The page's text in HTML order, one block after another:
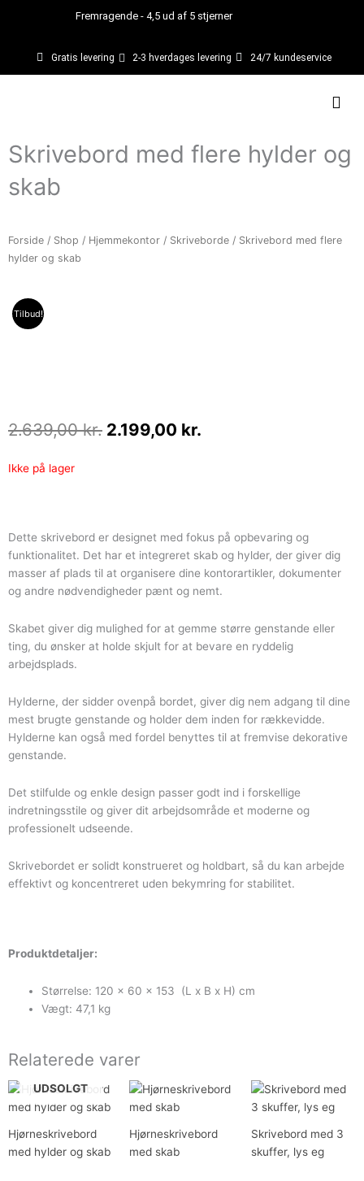
Fremragende - 4,5 ud af 5 stjerner
Gratis levering 2-3 hverdages levering 24/7 kundeservice
Skrivebord med flere hylder og
skab
Forside / Shop / Hjemmekontor / Skriveborde / Skrivebord med flere
hylder og skab
Tilbud!
2.639,00kr. Den
2.199,00 kr.
Ikke på lager
Dette skrivebord er designet med fokus på opbevaring og
funktionalitet. Det har et integreret skab og hylder, der giver dig
masser af plads til at organisere dine kontorartikler, dokumenter
og andre nødvendigheder pænt og nemt.
Skabet giver dig mulighed for at gemme større genstande eller
ting, du ønsker at holde skjult for at bevare en ryddelig
arbejdsplads.
Hylderne, der sidder ovenpå bordet, giver dig nem adgang til dine
mest brugte genstande og holder dem inden for rækkevidde.
Hylderne kan også med fordel benyttes til at fremvise dekorative
genstande.
Det stilfulde og enkle design passer godt ind i forskellige
indretningsstile og giver dit arbejdsområde et moderne og
professionelt udseende.
Skrivebordet er solidt konstrueret og holdbart, så du kan arbejde
effektivt og koncentreret uden bekymring for stabilitet.
Produktdetaljer:
Størrelse: 120 x 60 x 153 (L x B x H) cm
Vægt: 47,1 kg
Relaterede varer
UDSOLGT
Hjørneskrivebord
med hylder og skab
Den
pris
1.919,00 kr..
Den
pris
1.599,00 kr..
Hjørneskrivebord
med skab
Den
2.399,00 kr..
Den
1.999,00 kr..
Skrivebord med 3
skuffer, lys eg